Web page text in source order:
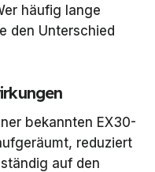
häufig lange
den Unterschied
bekannten EX30-
reduziert
auf den